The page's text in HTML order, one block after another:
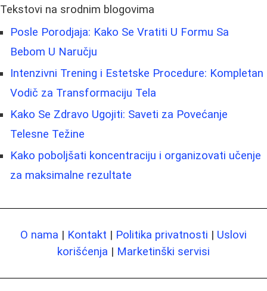
Tekstovi na srodnim blogovima
Posle Porodjaja: Kako Se Vratiti U Formu Sa
Bebom U Naručju
Intenzivni Trening i Estetske Procedure: Kompletan
Vodič za Transformaciju Tela
Kako Se Zdravo Ugojiti: Saveti za Povećanje
Telesne Težine
Kako poboljšati koncentraciju i organizovati učenje
za maksimalne rezultate
O nama | Kontakt | Politika privatnosti | Uslovi
korišćenja | Marketinški servisi